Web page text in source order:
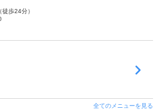
歩24分）
全てのメニューを見る